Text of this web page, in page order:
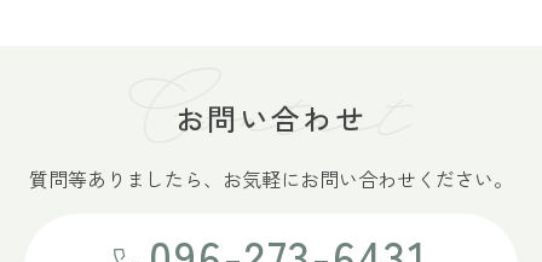
お問い合わせ
質問等ありましたら、 お気軽にお問い合わせください。